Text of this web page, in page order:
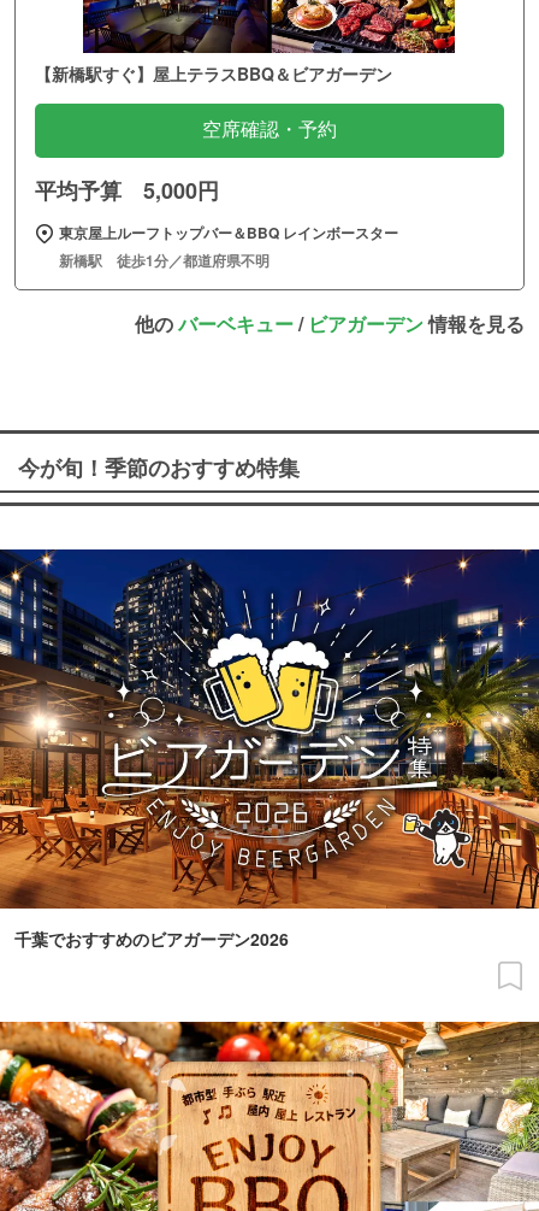
【新橋駅すぐ】屋上テラスBBQ＆ビアガーデン
空席確認・予約
平均予算 5,000円
東京屋上ルーフトップバー＆BBQ レインボースター
新橋駅 徒歩1分／都道府県不明
他のバーベキュー/ ビアガーデン情報を見る
今が旬！季節のおすすめ特集
千葉でおすすめのビアガーデン2026